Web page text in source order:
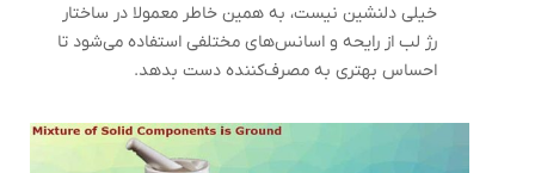
خیلی دلنشین نیست، به همین خاطر معمولا در ساختار
رژ لب از رایحه و اسانس‌های مختلفی استفاده می‌شود تا
احساس بهتری به مصرف‌کننده دست بدهد.